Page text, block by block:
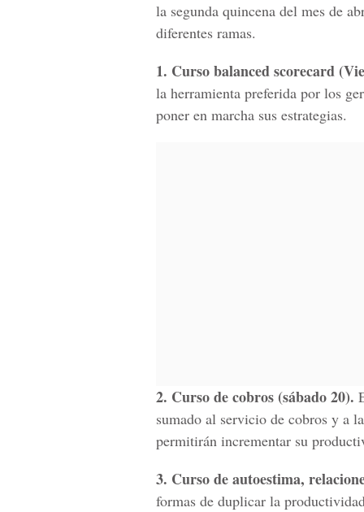
la segunda quincena del mes de
diferentes ramas.
1. Curso balanced scorecard
la herramienta preferida por los
poner en marcha sus estrategias.
2. Curso de cobros (sábado 20).
sumado al servicio de cobros y a
permitirán incrementar su
3. Curso de autoestima,
formas de duplicar la